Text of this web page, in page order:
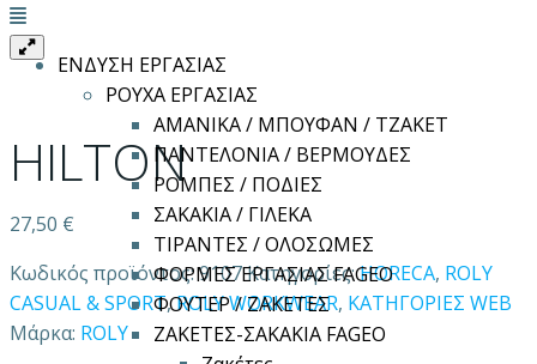
Μενού
ΕΝΔΥΣΗ ΕΡΓΑΣΙΑΣ
ΡΟΥΧΑ ΕΡΓΑΣΙΑΣ
ΑΜΑΝΙΚΑ / ΜΠΟΥΦΑΝ / ΤΖΑΚΕΤ
ΠΑΝΤΕΛΟΝΙΑ / ΒΕΡΜΟΥΔΕΣ
ΡΟΜΠΕΣ / ΠΟΔΙΕΣ
ΣΑΚΑΚΙΑ / ΓΙΛΕΚΑ
ΤΙΡΑΝΤΕΣ / ΟΛΟΣΩΜΕΣ
ΦΟΡΜΕΣ ΕΡΓΑΣΙΑΣ FAGEO
ΦΟΥΤΕΡ / ΖΑΚΕΤΕΣ
ΖΑΚΕΤΕΣ-ΣΑΚΑΚΙΑ FAGEO
HILTON
27,50 €
Κωδικός προϊόντος:9107Κατηγορίες:HORECA, ROLY
CASUAL & SPORT,ROLY WORKWEAR, ΚΑΤΗΓΟΡΙΕΣ WEB
Μάρκα: ROLY